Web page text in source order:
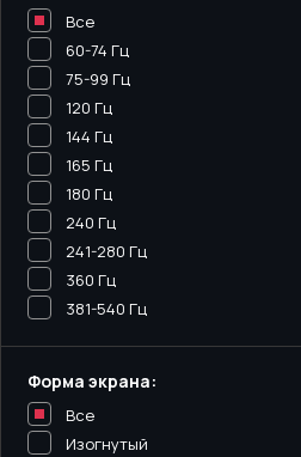
Все
60-74 Гц
75-99 Гц
120 Гц
144 Гц
165 Гц
180 Гц
240 Гц
241-280 Гц
360 Гц
381-540 Гц
Форма экрана:
Все
Изогнутый